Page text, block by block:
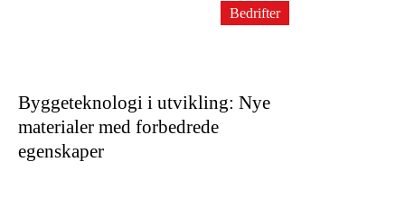
Byggeteknologi i utvikling: Nye
materialer med forbedrede
egenskaper
Bedrifter